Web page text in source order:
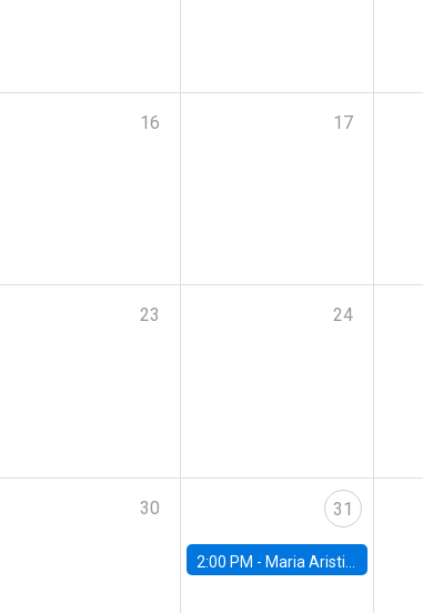
16 17
23 24
30 31
2:00 PM - Maria Aristizabal-Ramirez, FED Board